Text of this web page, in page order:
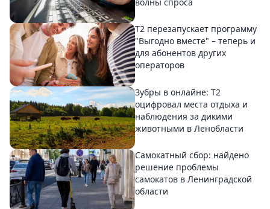
волны спроса
Т2 перезапускает программу
"Выгодно вместе" – теперь и
для абонентов других
операторов
Зубры в онлайне: Т2
оцифровал места отдыха и
наблюдения за дикими
животными в Ленобласти
Самокатный сбор: найдено
решение проблемы
самокатов в Ленинградской
области